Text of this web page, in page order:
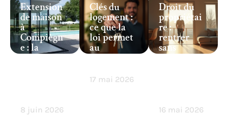
Extension
de maison
à
Compiègn
e : la
solution
8 juin 2026
Clés du
logement :
ce que la
loi permet
au
propriétai
17 mai 2026
Droit du
propriétai
re :
rentrer
sans
accord du
16 mai 2026